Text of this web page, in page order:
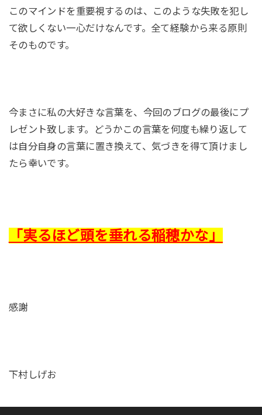
このマインドを重要視するのは、このような失敗を犯し
て欲しくない一心だけなんです。全て経験から来る原則
そのものです。
今まさに私の大好きな言葉を、今回のブログの最後にプ
レゼント致します。どうかこの言葉を何度も繰り返して
は自分自身の言葉に置き換えて、気づきを得て頂けまし
たら幸いです。
「実るほど頭を垂れる稲穂かな」
感謝
下村しげお